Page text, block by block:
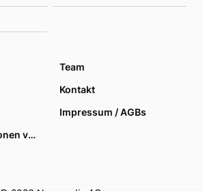
Team
Kontakt
Impressum / AGBs
Datenschutzoptionen verwalten